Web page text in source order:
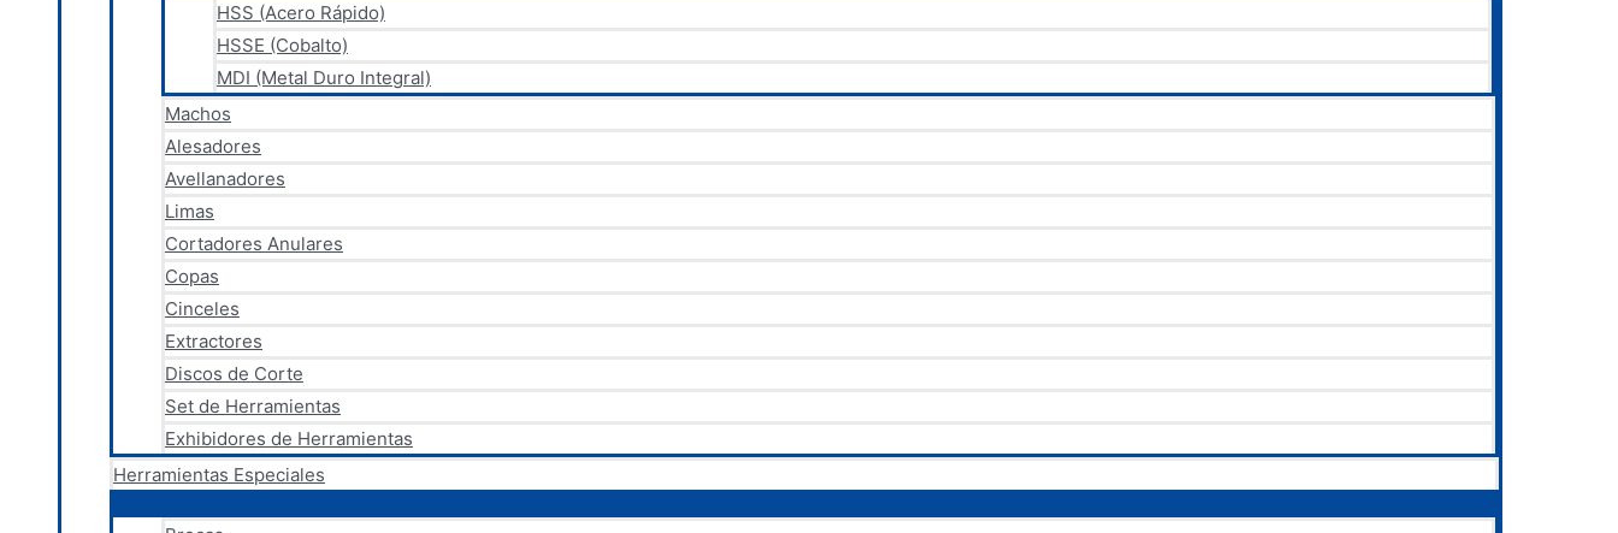
HSS (Acero Rápido)
HSSE (Cobalto)
MDI (Metal Duro Integral)
Machos
Alesadores
Avellanadores
Limas
Cortadores Anulares
Copas
Cinceles
Extractores
Discos de Corte
Set de Herramientas
Exhibidores de Herramientas
Herramientas Especiales